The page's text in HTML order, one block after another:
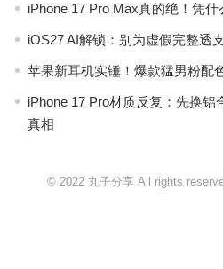
iPhone 17 Pro Max真的绝！凭什
iOS27 AI解锁：别为虚假完整透
苹果新耳机实锤！爆款猛男粉配
iPhone 17 Pro材质反复：先换
真相
© 2022 丸子分享 All rights